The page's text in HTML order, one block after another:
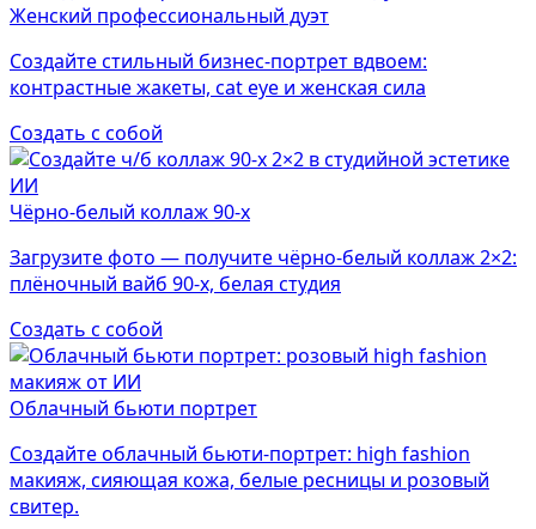
Женский профессиональный дуэт
Создайте стильный бизнес-портрет вдвоем:
контрастные жакеты, cat eye и женская сила
Создать с собой
Чёрно-белый коллаж 90-х
Загрузите фото — получите чёрно-белый коллаж 2×2:
плёночный вайб 90-х, белая студия
Создать с собой
Облачный бьюти портрет
Создайте облачный бьюти-портрет: high fashion
макияж, сияющая кожа, белые ресницы и розовый
свитер.